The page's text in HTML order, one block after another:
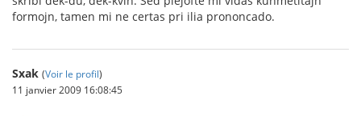
formojn, tamen mi ne certas pri ilia prononcado.
Sxak (Voir le profil)
11 janvier 2009 16:08:45